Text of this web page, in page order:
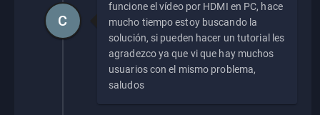
funcione el vídeo por HDMI en PC, hace
mucho tiempo estoy buscando la
solución, si pueden hacer un tutorial les
agradezco ya que vi que hay muchos
usuarios con el mismo problema,
saludos
C